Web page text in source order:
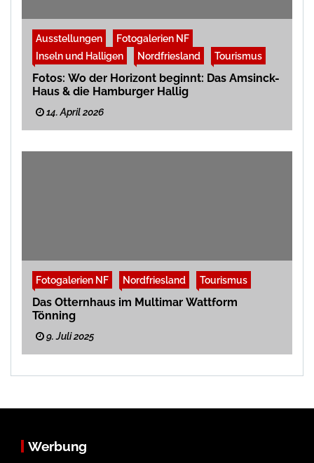
Ausstellungen
Fotogalerien NF
Inseln und Halligen
Nordfriesland Tourismus
Fotos: Wo der Horizont beginnt: Das Amsinck-
Haus & die Hamburger Hallig
14. April 2026
Fotogalerien NF Nordfriesland Tourismus
Das Otternhaus im Multimar Wattform
Tönning
9. Juli 2025
Werbung